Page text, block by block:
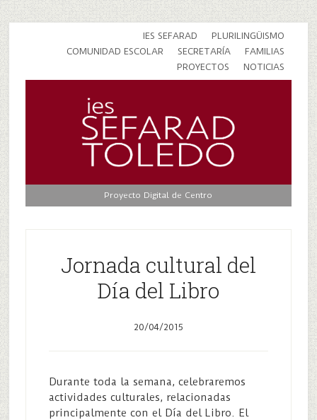
IES SEFARAD
PLURILINGÜISMO
COMUNIDAD ESCOLAR
SECRETARÍA
FAMILIAS
PROYECTOS
NOTICIAS
Proyecto Digital de Centro
Jornada cultural del
Día del Libro
20/04/2015
Durante toda la semana, celebraremos
actividades culturales, relacionadas
principalmente con el Día del Libro. El